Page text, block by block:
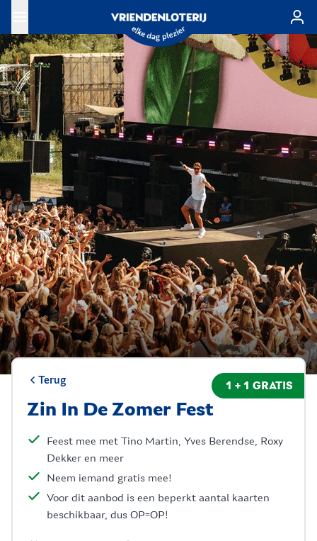
Ga naar de hoofdinhoud
Terug
Zin In De Zomer Fest
1 + 1 GRATIS
Feest mee met Tino Martin, Yves Berendse, Roxy
Dekker en meer
Neem iemand gratis mee!
Voor dit aanbod is een beperkt aantal kaarten
beschikbaar, dus OP=OP!